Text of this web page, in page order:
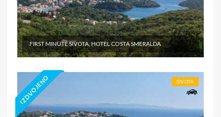
FIRST MINUTE SIVOTA, HOTEL COSTA SMERALDA
IZDVOJENO SIVOTA